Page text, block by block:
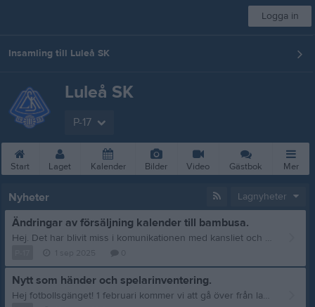
Logga in
Insamling till Luleå SK
Luleå SK
P-17
Start Laget Kalender Bilder Video Gästbok Mer
Nyheter Lagnyheter
Ändringar av försäljning kalender till bambusa.
Hej. Det har blivit miss i komunikationen med kansliet och vi har nu fått till oss att vi ska sälja bambusa sockar. Det blir totalt 2 paket sockar per spelare. Dessa delas ut idag På träningen, ni som ej kan komma idag får hämta hos mig, ring eller smsa för att bestämma tid. 0722220062 Swisha 440kr ( 2 paket sockar) till mig senast 22/9. Ni kommer få plocka 2 paket var från lådan av de olika paketen som finns,det blir alltså lite först till kvarn. Vi gick ut med information om att vi ska sälja kalendrar tidigare, dessa blir frivilliga nu när vi fick sockar att sälja. Så är det någon som vill sälja kalendrar eller köpa till sig själv så finns det möjlighet till det hör isåfall av er till mig innan veckans slut. (Kom ihåg att 100kr går till grabbarnas lagkassa
Nytt som händer och spelarinventering.
Hej fotbollsgänget! 1 februari kommer vi att gå över från laget.se till sportadmin. Ladda ner appen och skapa en användare med samma e-post som ni använder här så ni inte missar uppstarten av fotbollsäsongen! Men komihåg att det inte är förens 1feb som vi officiellt går över dit! Planeringen inför kommande säsong börjar ta fart så det kommer ut en spelarinventering här på laget för att se vilka som är taggade inför kommande säsong. Obs, obesvarad kallelse räknas som ett nej och man är alltid välkommen tillbaka eller som ny närsomhelst under säsongen! Medlems- och aktivitetsavgiften för fotbollen kommer ut i nya appen i början av februari.